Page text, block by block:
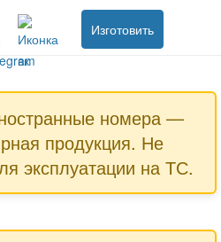
Изготовить
номера —
продукция. Не
эксплуатации на ТС.